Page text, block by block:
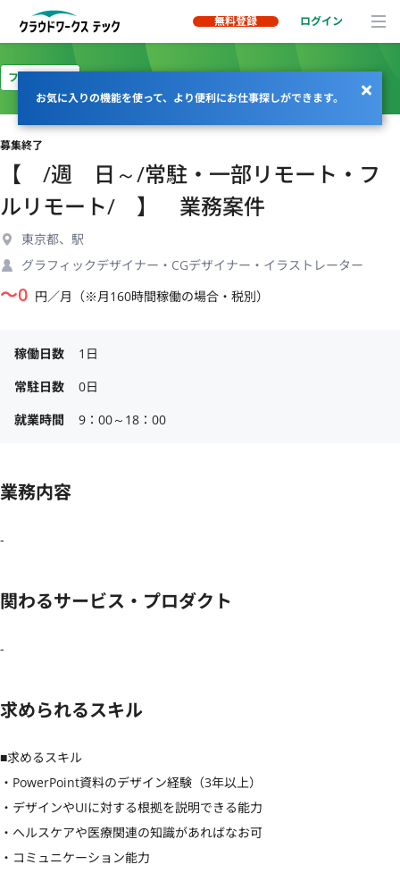
無料登録 ログイン
お気に入りの機能を使って、より便利にお仕事探しができます。
フルリモート
募集終了
【 /週 日～/常駐・一部リモート・フ
ルリモート/ 】 業務案件
東京都、駅
グラフィックデザイナー・CGデザイナー・イラストレーター
〜0 円／月（※月160時間稼働の場合・税別）
稼働日数
1日
常駐日数
0日
就業時間
9：00～18：00
業務内容
-
関わるサービス・プロダクト
-
求められるスキル
■求めるスキル
・PowerPoint資料のデザイン経験（3年以上）
・デザインやUIに対する根拠を説明できる能力
・ヘルスケアや医療関連の知識があればなお可
・コミュニケーション能力